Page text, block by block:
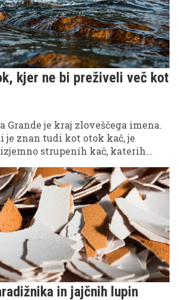
kjer ne bi preživeli več kot
Grande je kraj zloveščega imena.
znan tudi kot otok kač, je
strupenih kač, katerih
človeško meso. Brazilske
kač prepovedale
dovoli le peščici izbrancev.
in jajčnih lupin